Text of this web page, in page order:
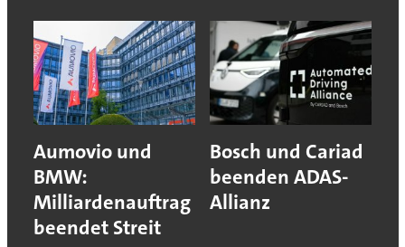
Aumovio und
BMW:
Milliardenauftrag
beendet Streit
Bosch und Cariad
beenden ADAS-
Allianz